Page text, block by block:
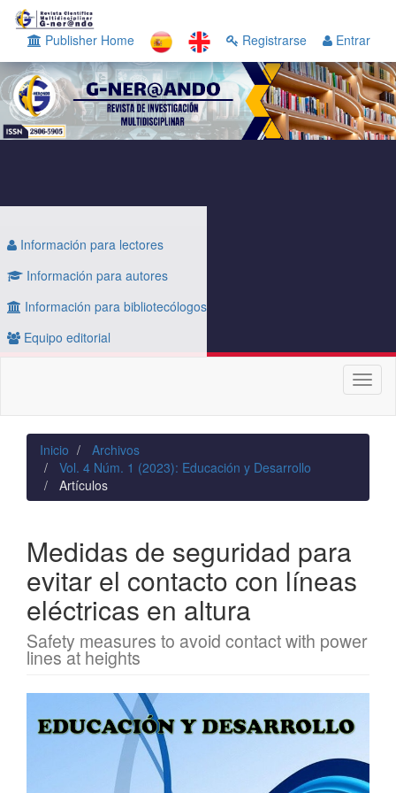
Navegación
principal
Contenido
principal
Barra
lateral
Publisher Home Registrarse Entrar
Información para lectores
Información para autores
Información para bibliotecólogos
Equipo editorial
Inicio
Archivos
Vol. 4 Núm. 1 (2023): Educación y Desarrollo
Artículos
Medidas de seguridad para
evitar el contacto con líneas
eléctricas en altura
Safety measures to avoid contact with power
lines at heights
lateral